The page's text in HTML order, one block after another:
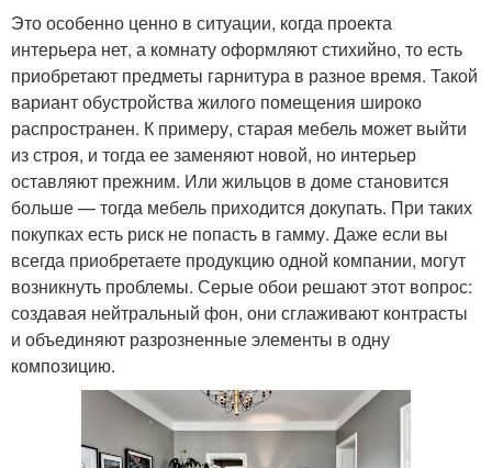
Это особенно ценно в ситуации, когда проекта
интерьера нет, а комнату оформляют стихийно, то есть
приобретают предметы гарнитура в разное время. Такой
вариант обустройства жилого помещения широко
распространен. К примеру, старая мебель может выйти
из строя, и тогда ее заменяют новой, но интерьер
оставляют прежним. Или жильцов в доме становится
больше — тогда мебель приходится докупать. При таких
покупках есть риск не попасть в гамму. Даже если вы
всегда приобретаете продукцию одной компании, могут
возникнуть проблемы. Серые обои решают этот вопрос:
создавая нейтральный фон, они сглаживают контрасты
и объединяют разрозненные элементы в одну
композицию.